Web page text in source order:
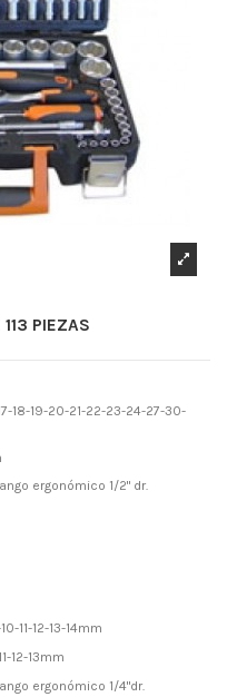
PIEZAS
18-19-20-21-22-23-24-27-30-
ergonómico 1/2" dr.
11-12-13-14mm
12-13mm
ergonómico 1/4"dr.